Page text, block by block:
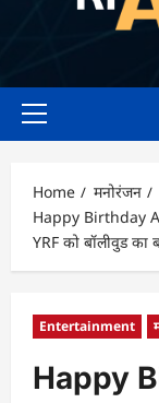
Primary
Home
मनोरंजन
Happy Birthday
YRF को बॉलीवुड का
Entertainment
Happy